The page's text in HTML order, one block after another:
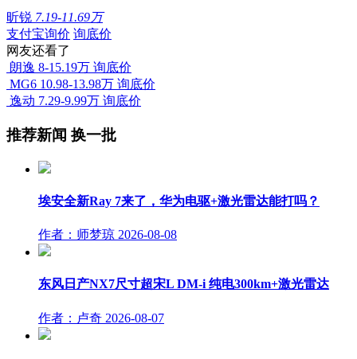
昕锐 7.19-11.69万
支付宝询价 询底价
网友还看了
朗逸 8-15.19万 询底价
MG6 10.98-13.98万 询底价
逸动 7.29-9.99万 询底价
推荐新闻 换一批
埃安全新Ray 7来了，华为电驱+激光雷达能打吗？
作者：师梦琼 2026-08-08
东风日产NX7尺寸超宋L DM-i 纯电300km+激光雷达
作者：卢奇 2026-08-07